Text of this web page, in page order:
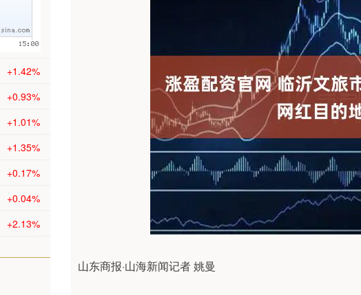
山东商报·山海新闻记者 姚曼
+1.42%
+0.93%
+1.01%
+1.35%
+0.17%
+0.04%
+2.13%